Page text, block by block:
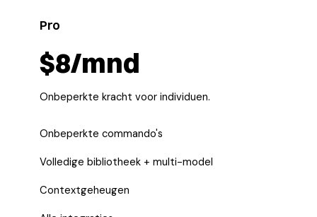
Pro
$8/mnd
Onbeperkte kracht voor individuen.
Onbeperkte commando's
Volledige bibliotheek + multi-model
Contextgeheugen